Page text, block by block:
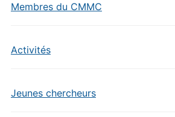
Membres du CMMC
Activités
Jeunes chercheurs